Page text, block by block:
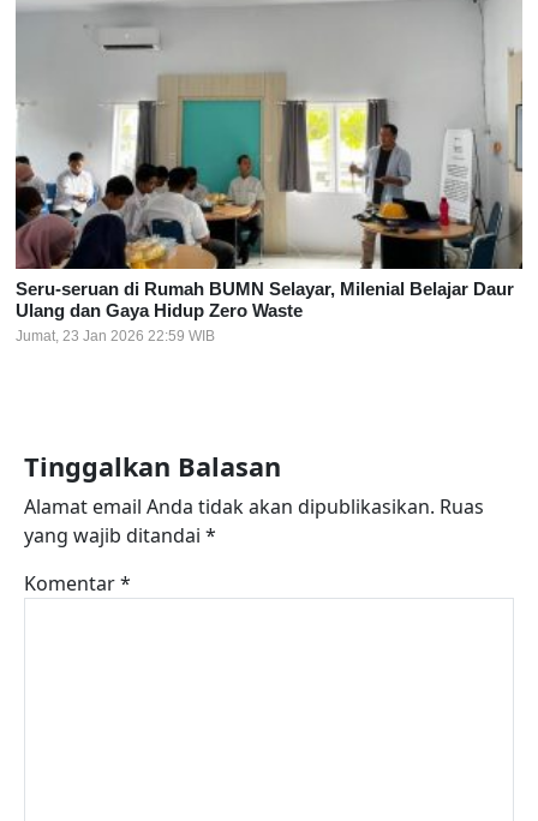
Seru-seruan di Rumah BUMN Selayar, Milenial Belajar Daur
Ulang dan Gaya Hidup Zero Waste
Jumat, 23 Jan 2026 22:59 WIB
Tinggalkan Balasan
Alamat email Anda tidak akan dipublikasikan. Ruas
yang wajib ditandai *
Komentar*